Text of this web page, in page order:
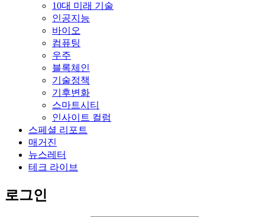
10대 미래 기술
인공지능
바이오
컴퓨팅
우주
블록체인
기술정책
기후변화
스마트시티
인사이트 컬럼
스페셜 리포트
매거진
뉴스레터
테크 라이브
로그인